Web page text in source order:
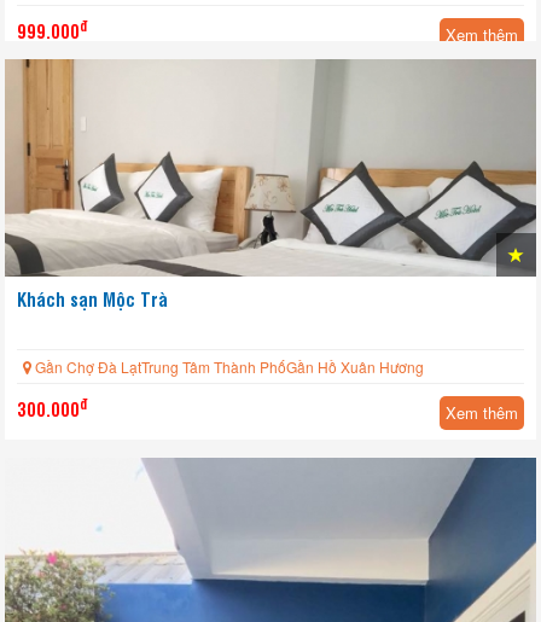
999.000đ Xem thêm
Khách sạn Mộc Trà
Gần Chợ Đà LạtTrung Tâm Thành PhốGần Hồ Xuân Hương
300.000đ Xem thêm